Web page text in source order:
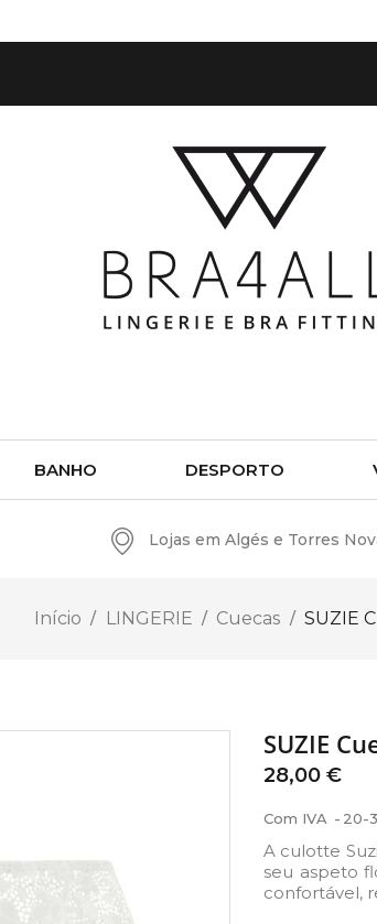
BANHO DESPORTO
Lojas em Algés e Torres
Início LINGERIE Cuecas SUZIE
SUZIE
28,00 €
Com IVA 20-
A culotte
seu aspeto
confortável,